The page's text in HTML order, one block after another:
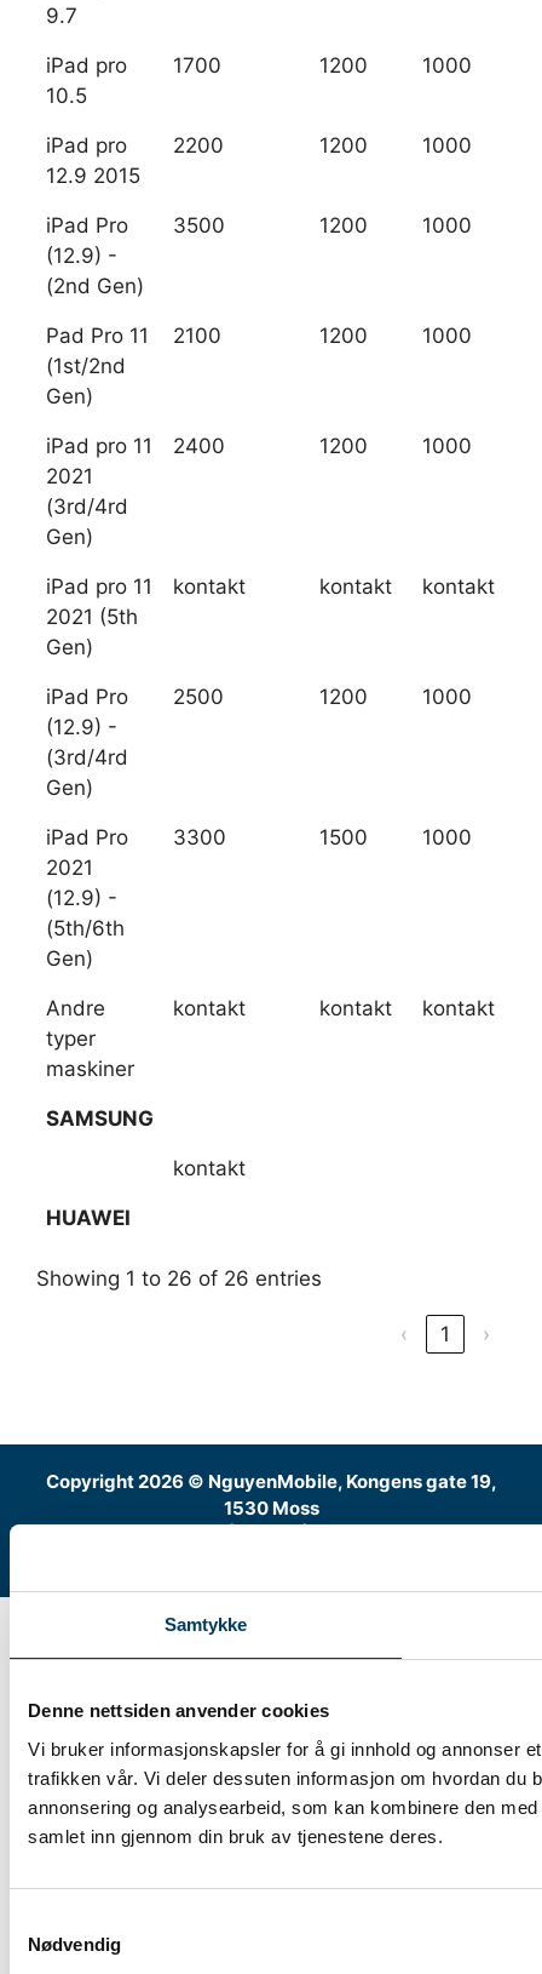
Samtykke
Denne nettsiden anvender cookies
Vi bruker informasjonskapsler for å gi innhold og annonser
trafikken vår. Vi deler dessuten informasjon om hvordan du
annonsering og analysearbeid, som kan kombinere den
samlet inn gjennom din bruk av tjenestene deres.
Nødvendig
9.7
iPad pro
10.5
1700 1200 1000
iPad pro
12.9 2015
2200 1200 1000
iPad Pro
(12.9) -
(2nd Gen)
3500 1200 1000
Pad Pro 11
(1st/2nd
Gen)
2100 1200 1000
iPad pro 11
2021
(3rd/4rd
Gen)
2400 1200 1000
iPad pro 11
2021 (5th
Gen)
kontakt kontakt kontakt
iPad Pro
(12.9) -
(3rd/4rd
Gen)
2500 1200 1000
iPad Pro
2021
(12.9) -
(5th/6th
Gen)
3300 1500 1000
Andre
typer
maskiner
kontakt kontakt kontakt
SAMSUNG
kontakt
HUAWEI
Showing 1 to 26 of 26 entries
‹ 1 ›
Copyright 2026 © NguyenMobile, Kongens gate 19,
1530 Moss